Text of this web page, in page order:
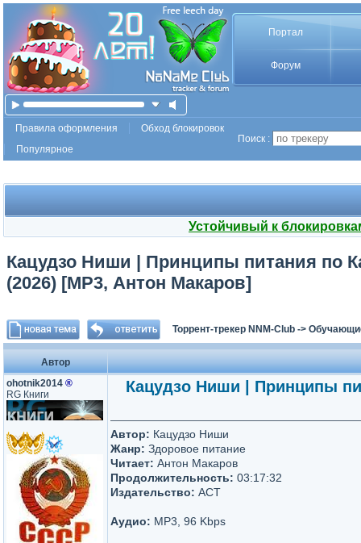
Портал
Форум
Правила оформления
Обход блокировок
Популярное
Поиск :
Устойчивый к
Кацудзо Ниши | Принципы питания по
(2026) [MP3, Антон Макаров]
Торрент-трекер NNM-Club ->
Автор
ohotnik2014 ®
RG Книги
Кацудзо Ниши | Принципы
Автор: Кацудзо Ниши
Жанр: Здоровое питание
Читает: Антон Макаров
Продолжительность: 03:17:32
Издательство: АСТ
Аудио: MP3, 96 Kbps